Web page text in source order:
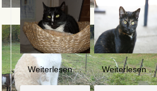
Weiterlesen ... Weiterlesen ...